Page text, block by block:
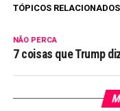
TÓPICOS RELACIONADOS
NÃO PERCA
7 coisas que Trump